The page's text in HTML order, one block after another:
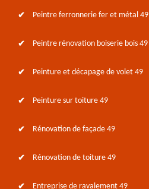
Peintre ferronnerie fer et métal 49
Peintre rénovation boiserie bois 49
Peinture et décapage de volet 49
Peinture sur toiture 49
Rénovation de façade 49
Rénovation de toiture 49
Entreprise de ravalement 49